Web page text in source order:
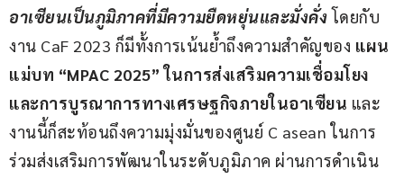
อาเซียนเป็นภูมิภาคที่มีความยืดหยุ่นและมั่งคั่ง โดยกับ
งาน CaF 2023 ก็มีทั้งการเน้นย้ำถึงความสำคัญของ แผน
แม่บท “MPAC 2025” ในการส่งเสริมความเชื่อมโยง
และการบูรณาการทางเศรษฐกิจภายในอาเซียน และ
งานนี้ก็สะท้อนถึงความมุ่งมั่นของศูนย์ C asean ในการ
ร่วมส่งเสริมการพัฒนาในระดับภูมิภาค ผ่านการดำเนิน